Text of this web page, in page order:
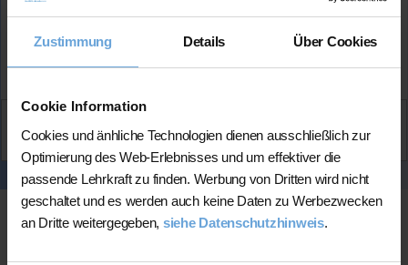
Zustimmung Details Über Cookies
Cookie Information
Cookies und änhliche Technologien dienen ausschließlich zur
Optimierung des Web-Erlebnisses und um effektiver die
passende Lehrkraft zu finden. Werbung von Dritten wird nicht
geschaltet und es werden auch keine Daten zu Werbezwecken
an Dritte weitergegeben, siehe Datenschutzhinweis.
Meryem kontaktieren